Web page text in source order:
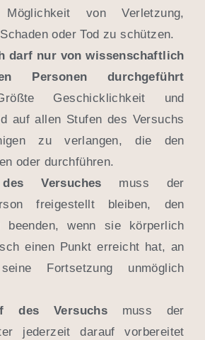
Möglichkeit von Verletzung,
oder Tod zu schützen.
darf nur von wissenschaftlich
Personen durchgeführt
Geschicklichkeit und
auf allen Stufen des Versuchs
zu verlangen, die den
oder durchführen.
Versuches muss der
freigestellt bleiben, den
beenden, wenn sie körperlich
einen Punkt erreicht hat, an
Fortsetzung unmöglich
des Versuchs muss der
jederzeit darauf vorbereitet